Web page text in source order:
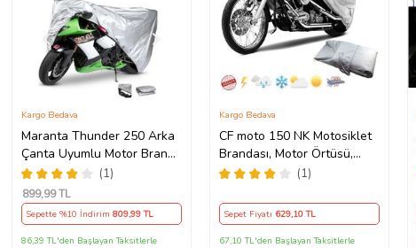
Maranta Thunder 250 Arka
Çanta Uyumlu Motor Branda
Örtü Miflonlu Premium 4
Mevsim Koruma Gri
(1)
Kargo Bedava
899,99 TL
Sepette %10 İndirim 809,99 TL
86,39 TL'den Başlayan Taksitlerle
CF moto 150 NK Motosiklet
Brandası, Motor Örtüsü,
Çadır
(1)
Kargo Bedava
Sepet Fiyatı 629,10 TL
67,10 TL'den Başlayan Taksitlerle